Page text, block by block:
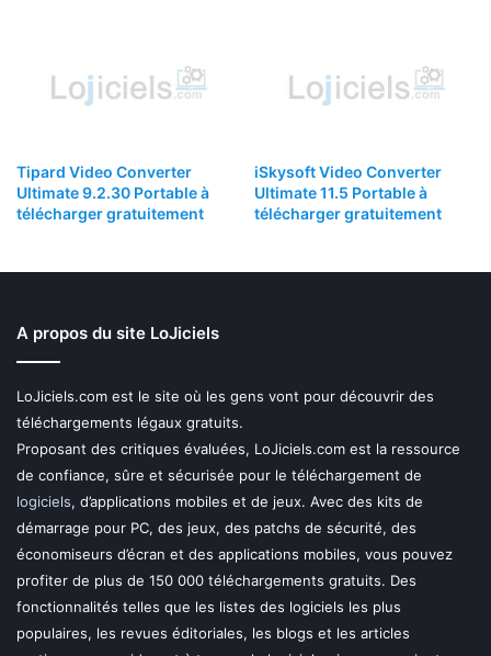
Tipard Video Converter
Ultimate 9.2.30 Portable à
télécharger gratuitement
iSkysoft Video Converter
Ultimate 11.5 Portable à
télécharger gratuitement
A propos du site LoJiciels
LoJiciels.com est le site où les gens vont pour découvrir des
téléchargements légaux gratuits.
Proposant des critiques évaluées, LoJiciels.com est la ressource
de confiance, sûre et sécurisée pour le téléchargement de
logiciels, d’applications mobiles et de jeux. Avec des kits de
démarrage pour PC, des jeux, des patchs de sécurité, des
économiseurs d’écran et des applications mobiles, vous pouvez
profiter de plus de 150 000 téléchargements gratuits. Des
fonctionnalités telles que les listes des logiciels les plus
populaires, les revues éditoriales, les blogs et les articles